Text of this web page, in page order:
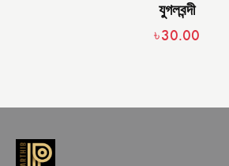
যুগলবন্দী
৳30.00